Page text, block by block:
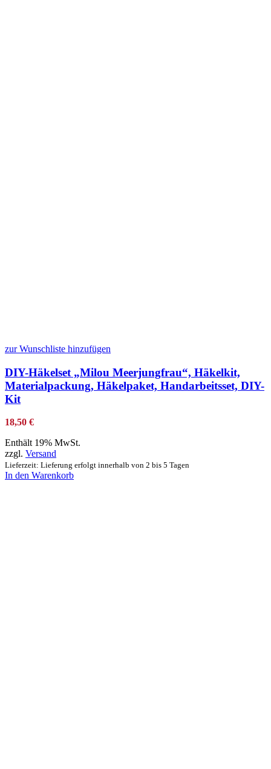
zur Wunschliste hinzufügen
DIY-Häkelset „Milou Meerjungfrau“, Häkelkit,
Materialpackung, Häkelpaket, Handarbeitsset, DIY-
Kit
18,50 €
Enthält 19% MwSt.
zzgl. Versand
Lieferzeit: Lieferung erfolgt innerhalb von 2 bis 5 Tagen
In den Warenkorb